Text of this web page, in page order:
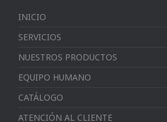
INICIO
SERVICIOS
NUESTROS PRODUCTOS
EQUIPO HUMANO
CATÁLOGO
ATENCIÓN AL CLIENTE